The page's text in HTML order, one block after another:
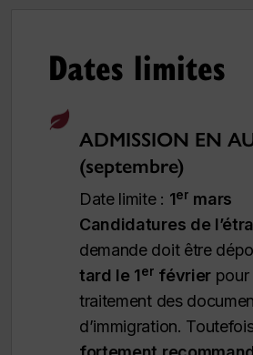
Dates limites
ADMISSION EN
(septembre)
Date limite : 1er mars
Candidatures de
demande doit être
tard le 1er février pour
traitement des
d’immigration.